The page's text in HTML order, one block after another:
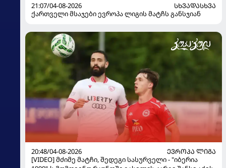
21:07/04-08-2026
ᲡᲮᲕᲐᲓᲐᲡᲮᲕᲐ
ქართველი მსაჯები ევროპა ლიგის მატჩს განსჯიან
20:48/04-08-2026
ᲔᲕᲠᲝᲞᲐ ᲚᲘᲒᲐ
[VIDEO] მძიმე მატჩი, შედეგი სასურველი - "იბერია